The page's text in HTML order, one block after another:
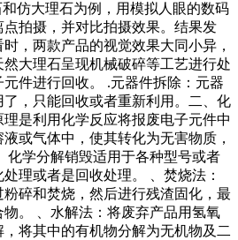
仿大理石为例，用模拟人眼的数码
拍摄，并对比拍摄效果。结果发
，两款产品的视觉效果大同小异，
大理石呈现机械破碎等工艺进行处
件进行回收。 .元器件拆除：元器
，只能回收或者重新利用。二、化
是利用化学反应将报废电子元件中
或气体中，使其转化为无害物质，
化学分解销毁适用于各种型号或者
理或者是回收处理。 、焚烧法：
碎和焚烧，然后进行残渣固化，最
。 、水解法：将废弃产品用氢氧
将其中的有机物分解为无机物及二